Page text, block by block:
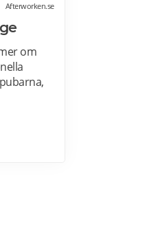
Afterworken.se
om
erbjuder
för